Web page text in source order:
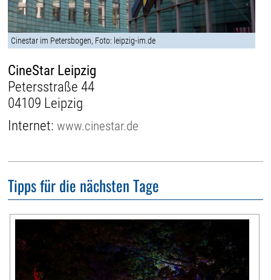
Cinestar im Petersbogen, Foto: leipzig-im.de
CineStar Leipzig
Petersstraße 44
04109 Leipzig
Internet:www.cinestar.de
Tipps für die nächsten Tage